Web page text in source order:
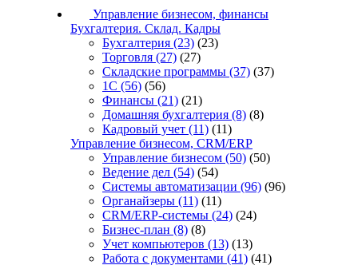
Управление бизнесом, финансы
Бухгалтерия. Склад. Кадры
Бухгалтерия (23) (23)
Торговля (27) (27)
Складские программы (37) (37)
1С (56) (56)
Финансы (21) (21)
Домашняя бухгалтерия (8) (8)
Кадровый учет (11) (11)
Управление бизнесом, CRM/ERP
Управление бизнесом (50) (50)
Ведение дел (54) (54)
Системы автоматизации (96) (96)
Органайзеры (11) (11)
CRM/ERP-системы (24) (24)
Бизнес-план (8) (8)
Учет компьютеров (13) (13)
Работа с документами (41) (41)